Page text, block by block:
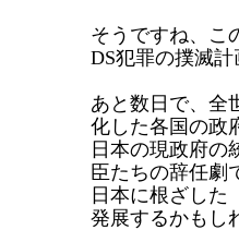
そうですね、こ
DS犯罪の撲滅
あと数日で、全
化した各国の政
日本の現政府の
臣たちの辞任劇
日本に根ざした
発展するかもし